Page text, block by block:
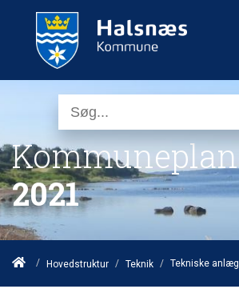
Kommuneplan
2021
/ Hovedstruktur / Teknik / Tekniske anlæg